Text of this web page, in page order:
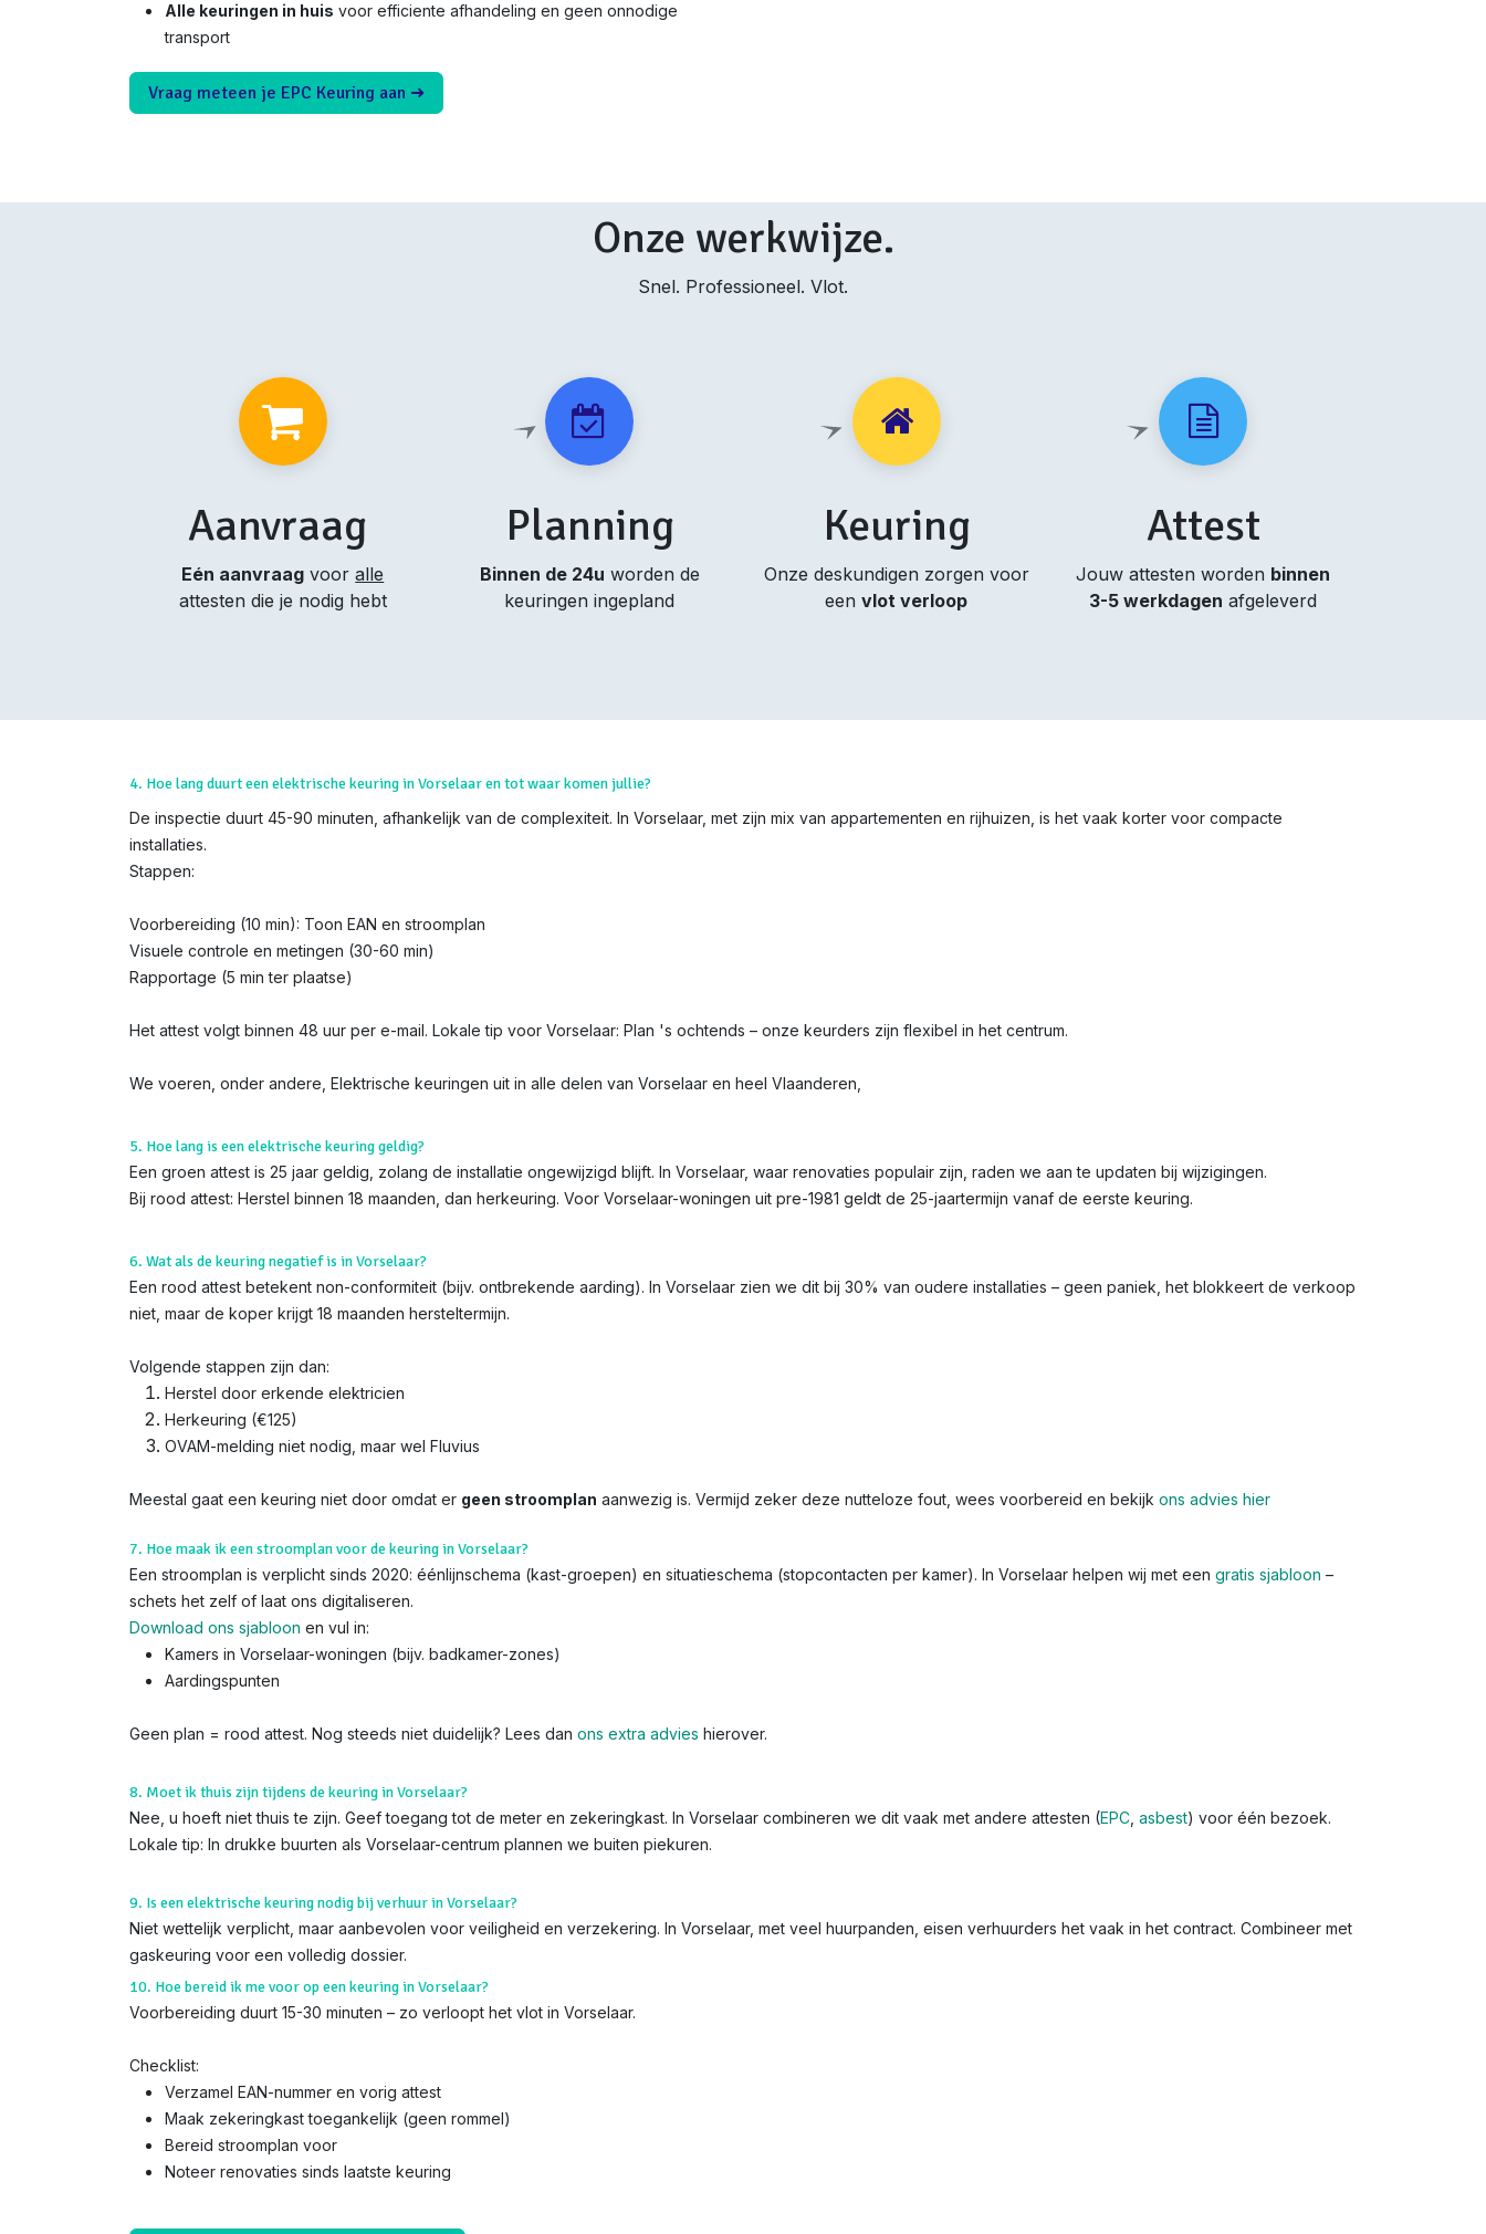
Alle keuringen in huis voor efficiente afhandeling en geen onnodige
transport
Vraag meteen je EPC Keuring aan ➜
Onze werkwijze.
Snel. Professioneel. Vlot.
Aanvraag
Eén aanvraag vooralle
attesten die je nodig hebt
Planning
Binnen de 24u worden de
keuringen ingepland
Keuring
Onze deskundigen zorgen voor
eenvlot verloop
Attest
Jouw attesten worden binnen
3-5 werkdagen afgeleverd
4. Hoe lang duurt een elektrische keuring in Vorselaar en tot waar komen jullie?
De inspectie duurt 45-90 minuten, afhankelijk van de complexiteit. In Vorselaar, met zijn mix van appartementen en rijhuizen, is het vaak korter voor compacte
installaties.
Stappen:
Voorbereiding (10 min): Toon EAN en stroomplan
Visuele controle en metingen (30-60 min)
Rapportage (5 min ter plaatse)
Het attest volgt binnen 48 uur per e-mail. Lokale tip voor Vorselaar: Plan 's ochtends – onze keurders zijn flexibel in het centrum.
We voeren, onder andere, Elektrische keuringen uit in alle delen van Vorselaar en heel Vlaanderen,
5. Hoe lang is een elektrische keuring geldig?
Een groen attest is 25 jaar geldig, zolang de installatie ongewijzigd blijft. In Vorselaar, waar renovaties populair zijn, raden we aan te updaten bij wijzigingen.
Bij rood attest: Herstel binnen 18 maanden, dan herkeuring. Voor Vorselaar-woningen uit pre-1981 geldt de 25-jaartermijn vanaf de eerste keuring.
6. Wat als de keuring negatief is in Vorselaar?
Een rood attest betekent non-conformiteit (bijv. ontbrekende aarding). In Vorselaar zien we dit bij 30% van oudere installaties – geen paniek, het blokkeert de verkoop
niet, maar de koper krijgt 18 maanden hersteltermijn.
Volgende stappen zijn dan:
Herstel door erkende elektricien
Herkeuring (€125)
OVAM-melding niet nodig, maar wel Fluvius
Meestal gaat een keuring niet door omdat er geen stroomplan aanwezig is. Vermijd zeker deze nutteloze fout, wees voorbereid en bekijk ons advies hier
7. Hoe maak ik een stroomplan voor de keuring in Vorselaar?
Een stroomplan is verplicht sinds 2020: éénlijnschema (kast-groepen) en situatieschema (stopcontacten per kamer). In Vorselaar helpen wij met een gratis sjabloon –
schets het zelf of laat ons digitaliseren.
Download ons sjabloon en vul in:
Kamers in Vorselaar-woningen (bijv. badkamer-zones)
Aardingspunten
Geen plan = rood attest. Nog steeds niet duidelijk? Lees dan ons extra advies hierover.
8. Moet ik thuis zijn tijdens de keuring in Vorselaar?
Nee, u hoeft niet thuis te zijn. Geef toegang tot de meter en zekeringkast. In Vorselaar combineren we dit vaak met andere attesten (EPC asbest) voor één bezoek.
Lokale tip: In drukke buurten als Vorselaar-centrum plannen we buiten piekuren.
9. Is een elektrische keuring nodig bij verhuur in Vorselaar?
Niet wettelijk verplicht, maar aanbevolen voor veiligheid en verzekering. In Vorselaar, met veel huurpanden, eisen verhuurders het vaak in het contract. Combineer met
gaskeuring voor een volledig dossier.
10. Hoe bereid ik me voor op een keuring in Vorselaar?
Voorbereiding duurt 15-30 minuten – zo verloopt het vlot in Vorselaar.
Checklist:
Verzamel EAN-nummer en vorig attest
Maak zekeringkast toegankelijk (geen rommel)
Bereid stroomplan voor
Noteer renovaties sinds laatste keuring